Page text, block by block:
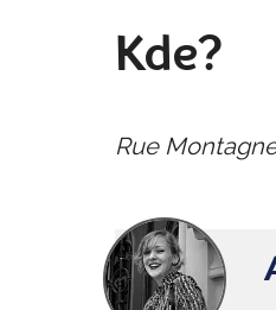
Kde?
Rue